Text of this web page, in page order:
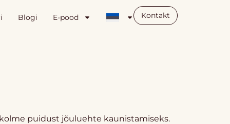
Blogi E-pood Kontakt
puidust jõuluehte kaunistamiseks.